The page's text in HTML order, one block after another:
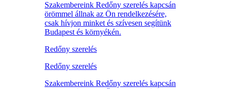
Szakembereink Redőny szerelés kapcsán
örömmel állnak az Ön rendelkezésére,
csak hívjon minket és szívesen segítünk
Budapest és környékén.
Redőny szerelés
Redőny szerelés
Szakembereink Redőny szerelés kapcsán